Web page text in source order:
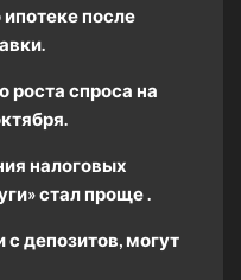
после
роста спроса на
налоговых
стал проще .
депозитов, могут